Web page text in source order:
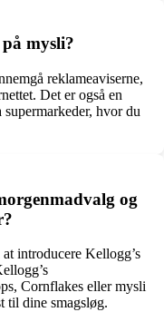
mysli?
reklameaviserne,
Det er også en
hvor du
og
introducere Kellogg’s
Cornflakes eller mysli
til dine smagsløg.